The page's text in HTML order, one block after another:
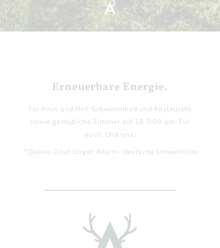
Erneuerbare Energie.
Für Haus und Hof, Schwimmbad und Restaurant
sowie gemütliche Zimmer auf 28.000 qm. Für
euch. Und uns.
*Quelle: Zitat Jürgen Resch - Deutsche Umwelthilfe